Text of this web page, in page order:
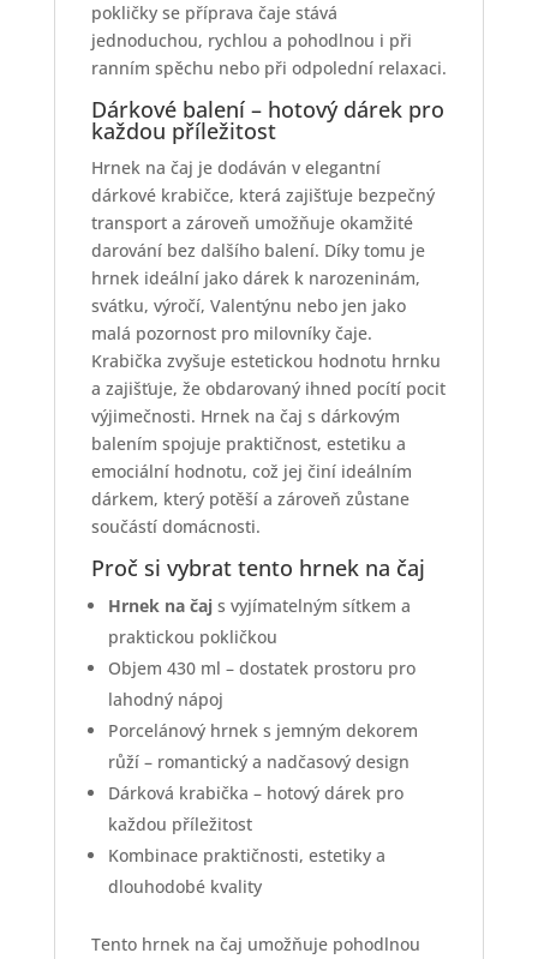
pokličky se příprava čaje stává
jednoduchou, rychlou a pohodlnou i při
ranním spěchu nebo při odpolední relaxaci.
Dárkové balení – hotový dárek pro
každou příležitost
Hrnek na čaj je dodáván v elegantní
dárkové krabičce, která zajišťuje bezpečný
transport a zároveň umožňuje okamžité
darování bez dalšího balení. Díky tomu je
hrnek ideální jako dárek k narozeninám,
svátku, výročí, Valentýnu nebo jen jako
malá pozornost pro milovníky čaje.
Krabička zvyšuje estetickou hodnotu hrnku
a zajišťuje, že obdarovaný ihned pocítí pocit
výjimečnosti. Hrnek na čaj s dárkovým
balením spojuje praktičnost, estetiku a
emociální hodnotu, což jej činí ideálním
dárkem, který potěší a zároveň zůstane
součástí domácnosti.
Proč si vybrat tento hrnek na čaj
Hrnek na čajs vyjímatelným sítkem a
praktickou pokličkou
Objem 430 ml – dostatek prostoru pro
lahodný nápoj
Porcelánový hrnek s jemným dekorem
růží – romantický a nadčasový design
Dárková krabička – hotový dárek pro
každou příležitost
Kombinace praktičnosti, estetiky a
dlouhodobé kvality
Tento hrnek na čaj umožňuje pohodlnou